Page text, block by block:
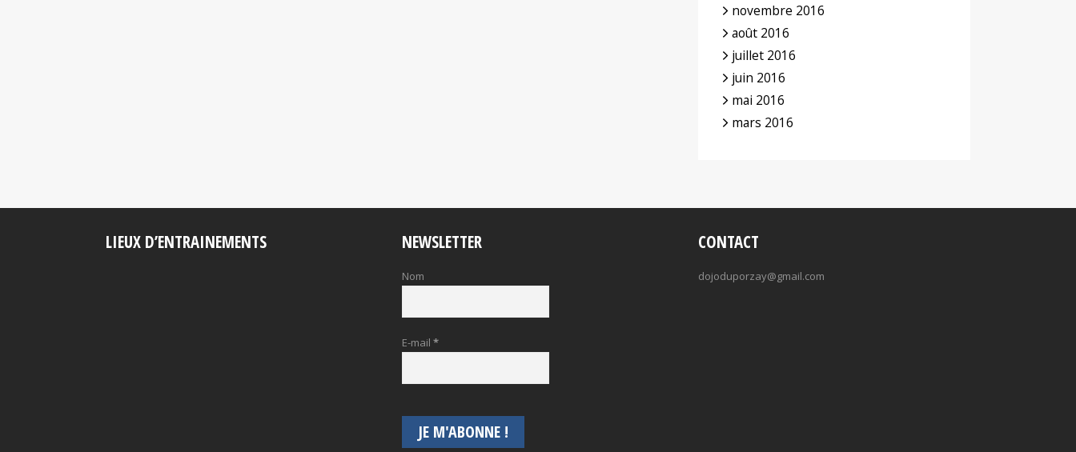
novembre 2016
août 2016
juillet 2016
juin 2016
mai 2016
mars 2016
LIEUX D’ENTRAINEMENTS NEWSLETTER
Nom
E-mail *
CONTACT
dojoduporzay@gmail.com